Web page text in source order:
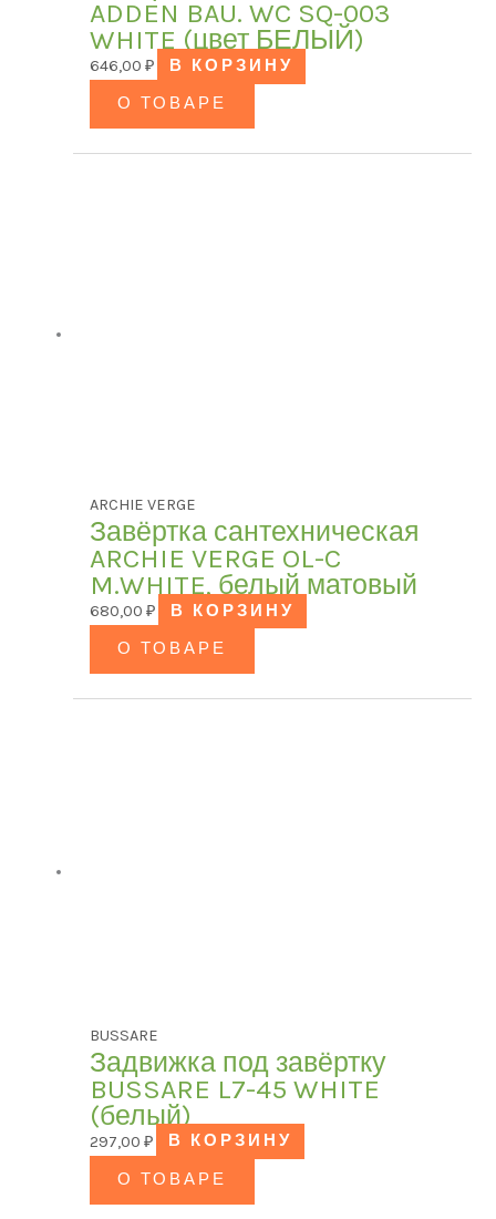
ADDEN BAU. WC SQ-003
WHITE (цвет БЕЛЫЙ)
646,00 ₽
В КОРЗИНУ
О ТОВАРЕ
ARCHIE VERGE
Завёртка сантехническая
ARCHIE VERGE OL-C
M.WHITE, белый матовый
680,00 ₽
В КОРЗИНУ
О ТОВАРЕ
BUSSARE
Задвижка под завёртку
BUSSARE L7-45 WHITE
(белый)
297,00 ₽
В КОРЗИНУ
О ТОВАРЕ